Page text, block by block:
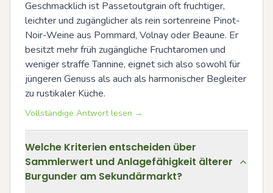
Geschmacklich ist Passetoutgrain oft fruchtiger,
leichter und zugänglicher als rein sortenreine Pinot-
Noir-Weine aus Pommard, Volnay oder Beaune. Er
besitzt mehr früh zugängliche Fruchtaromen und
weniger straffe Tannine, eignet sich also sowohl für
jüngeren Genuss als auch als harmonischer Begleiter
zu rustikaler Küche.
Vollständige Antwort lesen →
Welche Kriterien entscheiden über
Sammlerwert und Anlagefähigkeit älterer
Burgunder am Sekundärmarkt?